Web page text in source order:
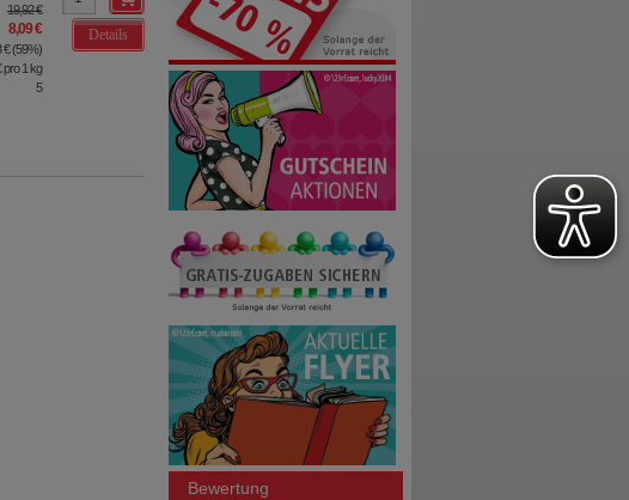
19,92 €
8,09 €
€(59%)
pro 1 kg
5
Details
Bewertung